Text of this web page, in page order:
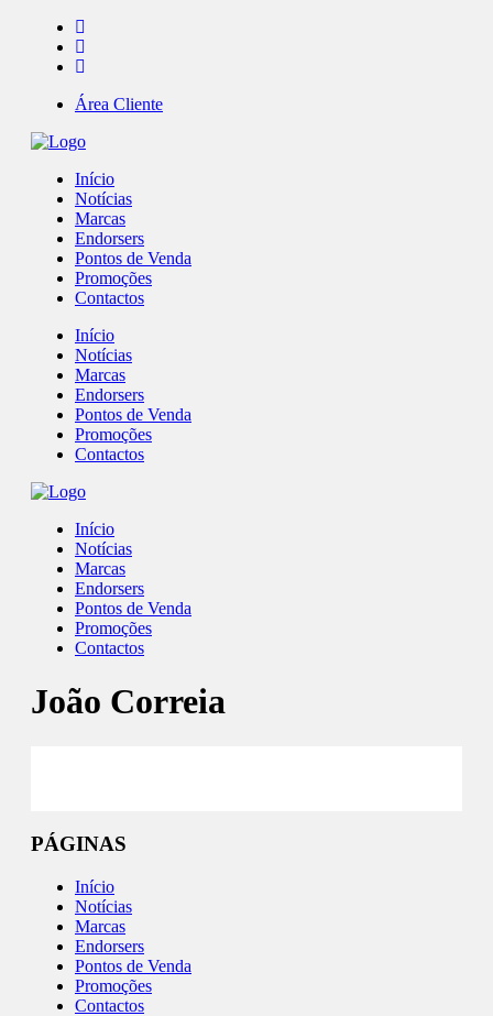
Área Cliente
Início
Notícias
Marcas
Endorsers
Pontos de Venda
Promoções
Contactos
Início
Notícias
Marcas
Endorsers
Pontos de Venda
Promoções
Contactos
Início
Notícias
Marcas
Endorsers
Pontos de Venda
Promoções
Contactos
João Correia
PÁGINAS
Início
Notícias
Marcas
Endorsers
Pontos de Venda
Promoções
Contactos